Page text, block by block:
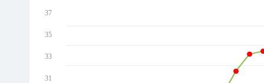
37
35
33
31